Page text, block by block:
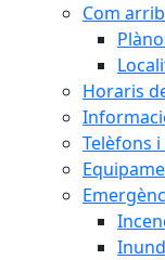
Com
Horaris
Telèfons